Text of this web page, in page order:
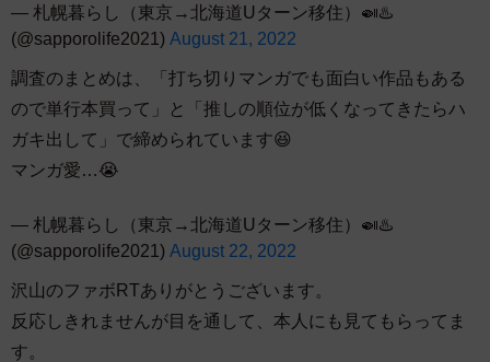
— 札幌暮らし（東京→北海道Uターン移住）🍛♨️
(@sapporolife2021) August 21, 2022
調査のまとめは、「打ち切りマンガでも面白い作品もある
ので単行本買って」と「推しの順位が低くなってきたらハ
ガキ出して」で締められています😆
マンガ愛…😭
— 札幌暮らし（東京→北海道Uターン移住）🍛♨️
(@sapporolife2021) August 22, 2022
沢山のファボRTありがとうございます。
反応しきれませんが目を通して、本人にも見てもらってま
す。